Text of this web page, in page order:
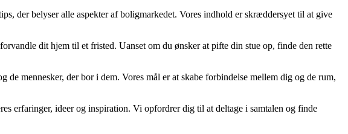
der belyser alle aspekter af boligmarkedet. Vores indhold er skræddersyet til at give
dit hjem til et fristed. Uanset om du ønsker at pifte din stue op, finde den rette
mennesker, der bor i dem. Vores mål er at skabe forbindelse mellem dig og de rum,
erfaringer, ideer og inspiration. Vi opfordrer dig til at deltage i samtalen og finde